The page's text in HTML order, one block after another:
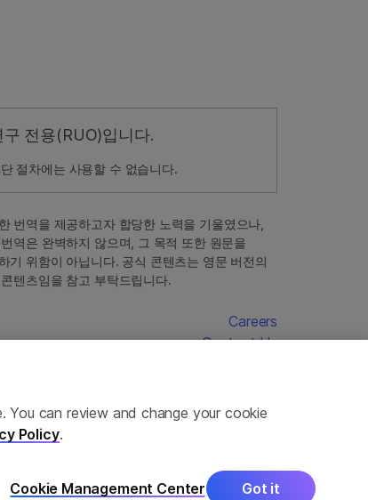
구 전용(RUO)입니다.
절차에는 사용할 수 없습니다.
번역을 제공하고자 합당한 노력을 기울였으나,
역은 완벽하지 않으며, 그 목적 또한 원문을
기 위함이 아닙니다. 공식 콘텐츠는 영문 버전의
텐츠임을 참고 부탁드립니다.
Careers
Contact Us
can review and change your cookie
Policy.
Cookie Management Center Got it